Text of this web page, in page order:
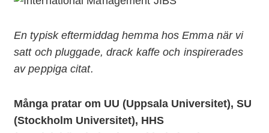
En typisk eftermiddag hemma hos Emma när vi
satt och pluggade, drack kaffe och inspirerades
av peppiga citat.
Många pratar om UU (Uppsala Universitet), SU
(Stockholm Universitet), HHS